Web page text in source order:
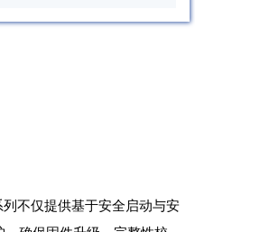
不仅提供基于安全启动与安